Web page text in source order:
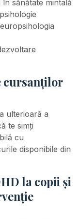
sănătate mintală
cursanţilor
ulterioară a
te simți
cu
disponibile din
la copii și